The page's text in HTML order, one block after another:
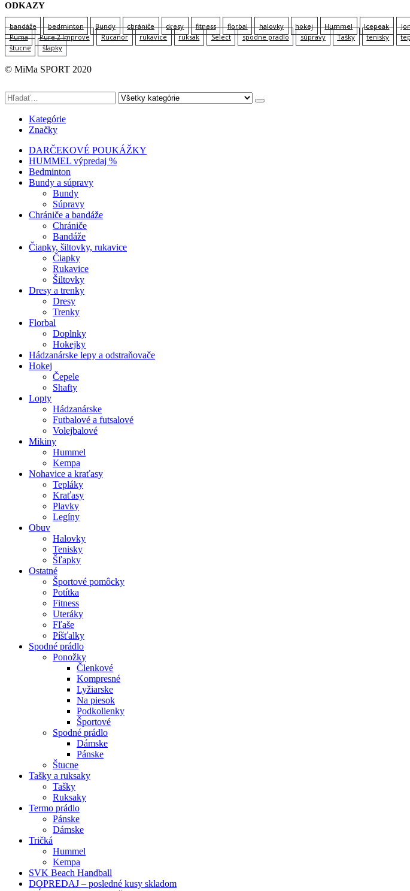
ODKAZY
bandáže bedminton Bundy chrániče dresy fitness florbal halovky hokej Hummel Icepeak
Puma
Pure 2 Improve Rucanor rukavice ruksak Select spodne pradlo súpravy Tašky tenisky
štucne
šľapky
© MiMa SPORT 2020
Kategórie
Značky
DARČEKOVÉ POUKÁŽKY
HUMMEL výpredaj %
Bedminton
Bundy a súpravy
Bundy
Súpravy
Chrániče a bandáže
Chrániče
Bandáže
Čiapky, šiltovky, rukavice
Čiapky
Rukavice
Šiltovky
Dresy a trenky
Dresy
Trenky
Florbal
Doplnky
Hokejky
Hádzanárske lepy a odstraňovače
Hokej
Čepele
Shafty
Lopty
Hádzanárske
Futbalové a futsalové
Volejbalové
Mikiny
Hummel
Kempa
Nohavice a kraťasy
Tepláky
Kraťasy
Plavky
Legíny
Obuv
Halovky
Tenisky
Šľapky
Ostatné
Športové pomôcky
Potítka
Fitness
Uteráky
Fľaše
Píšťalky
Spodné prádlo
Ponožky
Členkové
Kompresné
Lyžiarske
Na piesok
Podkolienky
Športové
Spodné prádlo
Dámske
Pánske
Štucne
Tašky a ruksaky
Tašky
Ruksaky
Termo prádlo
Pánske
Dámske
Tričká
Hummel
Kempa
SVK Beach Handball
DOPREDAJ – posledné kusy skladom